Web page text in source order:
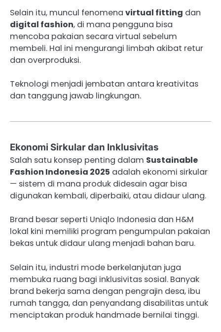
Selain itu, muncul fenomena virtual fitting dan
digital fashion, di mana pengguna bisa
mencoba pakaian secara virtual sebelum
membeli. Hal ini mengurangi limbah akibat retur
dan overproduksi.
Teknologi menjadi jembatan antara kreativitas
dan tanggung jawab lingkungan.
Ekonomi Sirkular dan Inklusivitas
Salah satu konsep penting dalam Sustainable
Fashion Indonesia 2025 adalah ekonomi sirkular
— sistem di mana produk didesain agar bisa
digunakan kembali, diperbaiki, atau didaur ulang.
Brand besar seperti Uniqlo Indonesia dan H&M
lokal kini memiliki program pengumpulan pakaian
bekas untuk didaur ulang menjadi bahan baru.
Selain itu, industri mode berkelanjutan juga
membuka ruang bagi inklusivitas sosial. Banyak
brand bekerja sama dengan pengrajin desa, ibu
rumah tangga, dan penyandang disabilitas untuk
menciptakan produk handmade bernilai tinggi.